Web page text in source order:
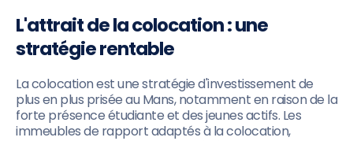
res
Pontlie
ue 1 500 € 10,0 €
Quartie
rs Nord
(Bellev
ue, 1 400 € 9,5 € 8,1 % 9 %
L'attrait de la colocation : une
stratégie rentable
La colocation est une stratégie d'investissement de
plus en plus prisée au Mans, notamment en raison de la
forte présence étudiante et des jeunes actifs. Les
immeubles de rapport adaptés à la colocation,